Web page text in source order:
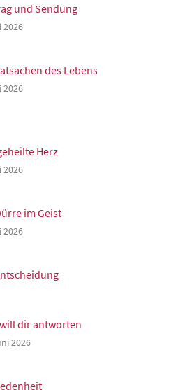
und Sendung
2026
des Lebens
2026
Herz
2026
im Geist
2026
dir antworten
2026